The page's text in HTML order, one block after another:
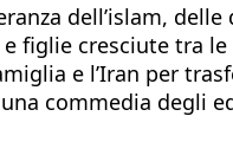
dell’islam,
figlie cresciute tra
e l’Iran per
commedia degli